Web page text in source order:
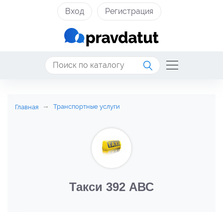
Вход Регистрация
Главная Транспортные услуги
Такси 392 АВС